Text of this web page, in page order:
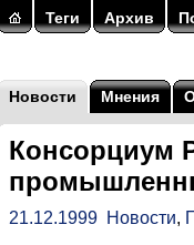
Теги Архив
Новости Мнения
Консорциум
21.12.1999 Новости,